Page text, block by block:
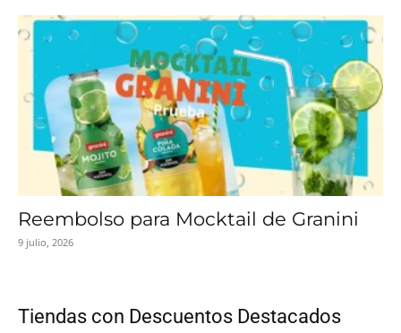
Reembolso para Mocktail de Granini
9 julio, 2026
Tiendas con Descuentos Destacados